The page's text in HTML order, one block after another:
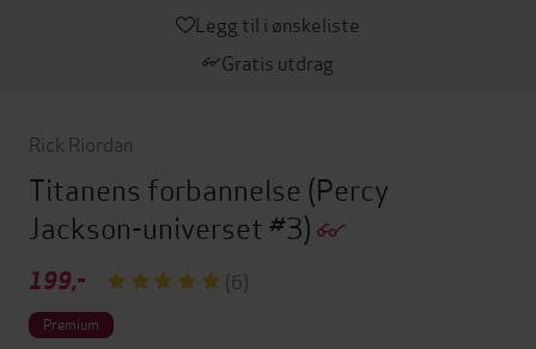
Legg til i ønskeliste
Gratis utdrag
Rick Riordan
Titanens forbannelse (Percy
Jackson-universet #3)
199,- (6)
Premium